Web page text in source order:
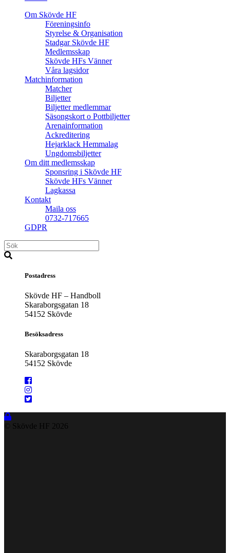
Om Skövde HF
Föreningsinfo
Styrelse & Organisation
Stadgar Skövde HF
Medlemsskap
Skövde HFs Vänner
Våra lagsidor
Matchinformation
Matcher
Biljetter
Biljetter medlemmar
Säsongskort o Pottbiljetter
Arenainformation
Ackreditering
Hejarklack Hemmalag
Ungdomsbiljetter
Om ditt medlemsskap
Sponsring i Skövde HF
Skövde HFs Vänner
Lagkassa
Kontakt
Maila oss
0732-717665
GDPR
Postadress
Skövde HF – Handboll
Skaraborgsgatan 18
54152 Skövde
Besöksadress
Skaraborgsgatan 18
54152 Skövde
© Skövde HF 2026